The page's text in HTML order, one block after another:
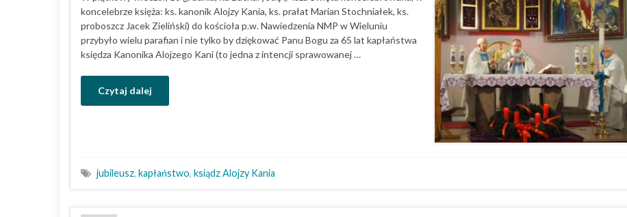
koncelebrze księża: ks. kanonik Alojzy Kania, ks. prałat Marian Stochniałek, ks.
proboszcz Jacek Zieliński) do kościoła p.w. Nawiedzenia NMP w Wieluniu
przybyło wielu parafian i nie tylko by dziękować Panu Bogu za 65 lat kapłaństwa
księdza Kanonika Alojzego Kani (to jedna z intencji sprawowanej …
Czytaj dalej
jubileusz, kapłaństwo, ksiądz Alojzy Kania